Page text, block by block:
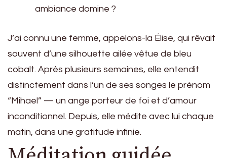
ambiance domine ?
J’ai connu une femme, appelons-la Élise, qui rêvait
souvent d’une silhouette ailée vêtue de bleu
cobalt. Après plusieurs semaines, elle entendit
distinctement dans l’un de ses songes le prénom
“Mihael” — un ange porteur de foi et d’amour
inconditionnel. Depuis, elle médite avec lui chaque
matin, dans une gratitude infinie.